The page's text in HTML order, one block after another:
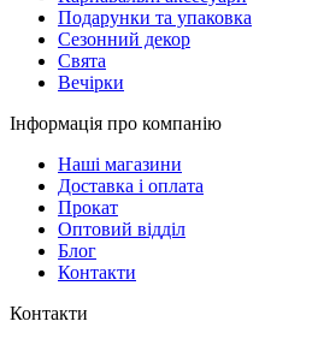
Подарунки та упаковка
Сезонний декор
Свята
Вечірки
Інформація про компанію
Наші магазини
Доставка і оплата
Прокат
Оптовий відділ
Блог
Контакти
Контакти